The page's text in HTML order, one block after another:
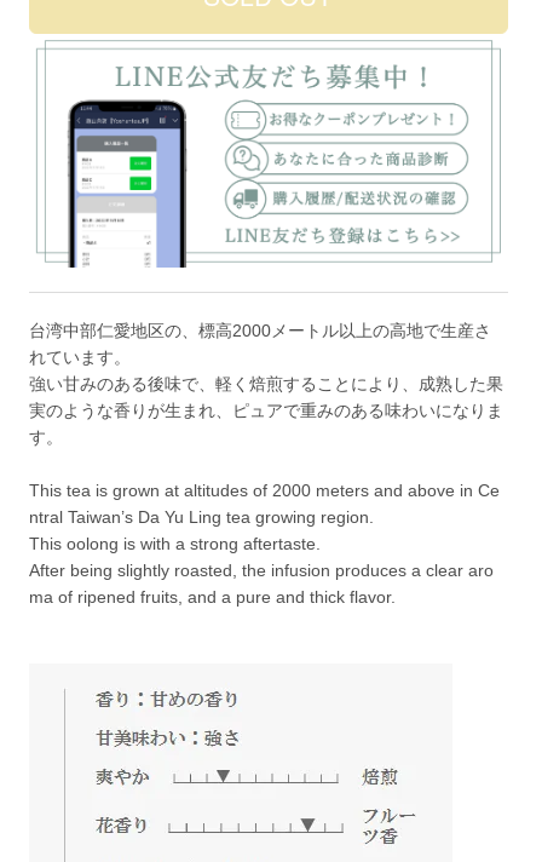
台湾中部仁愛地区の、標高2000メートル以上の高地で生産さ
れています。
強い甘みのある後味で、軽く焙煎することにより、成熟した果
実のような香りが生まれ、ピュアで重みのある味わいになりま
す。
This tea is grown at altitudes of 2000 meters and above in Ce
ntral Taiwan’s Da Yu Ling tea growing region.
This oolong is with a strong aftertaste.
After being slightly roasted, the infusion produces a clear aro
ma of ripened fruits, and a pure and thick flavor.